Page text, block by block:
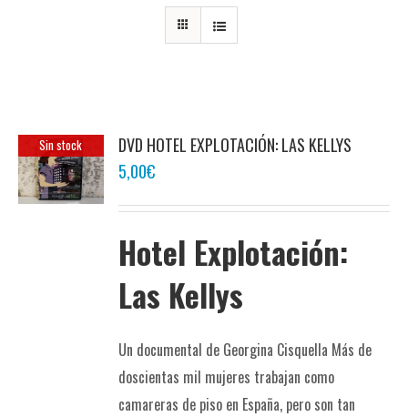
Sin stock
DVD HOTEL EXPLOTACIÓN: LAS KELLYS
5,00€
Hotel Explotación:
Las Kellys
Un documental de Georgina Cisquella Más de
doscientas mil mujeres trabajan como
camareras de piso en España, pero son tan